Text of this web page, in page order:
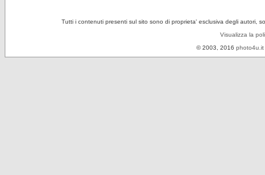
Tutti i contenuti presenti sul sito sono di proprieta' esclusiva degli autori,
Visualizza la
© 2003, 2016 photo4u.it